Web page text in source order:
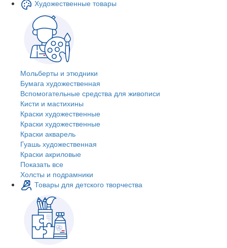
Художественные товары
Мольберты и этюдники
Бумага художественная
Вспомогательные средства для живописи
Кисти и мастихины
Краски художественные
Краски художественные
Краски акварель
Гуашь художественная
Краски акриловые
Показать все
Холсты и подрамники
Товары для детского творчества